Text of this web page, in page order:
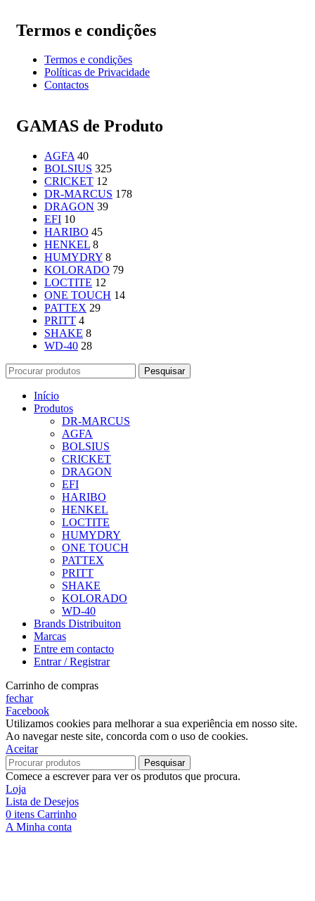
Termos e condições
Termos e condições
Políticas de Privacidade
Contactos
GAMAS de Produto
AGFA 40
BOLSIUS 325
CRICKET 12
DR-MARCUS 178
DRAGON 39
EFI 10
HARIBO 45
HENKEL 8
HUMYDRY 8
KOLORADO 79
LOCTITE 12
ONE TOUCH 14
PATTEX 29
PRITT 4
SHAKE 8
WD-40 28
Pesquisar
Início
Produtos
DR-MARCUS
AGFA
BOLSIUS
CRICKET
DRAGON
EFI
HARIBO
HENKEL
LOCTITE
HUMYDRY
ONE TOUCH
PATTEX
PRITT
SHAKE
KOLORADO
WD-40
Brands Distribuiton
Marcas
Entre em contacto
Entrar / Registrar
Carrinho de compras
fechar
Facebook
Utilizamos cookies para melhorar a sua experiência em nosso site.
Ao navegar neste site, concorda com o uso de cookies.
Aceitar
Pesquisar
Comece a escrever para ver os produtos que procura.
Loja
Lista de Desejos
0 itens Carrinho
A Minha conta